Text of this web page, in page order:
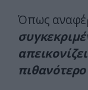
Όπως